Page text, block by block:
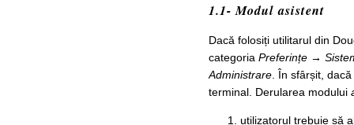
1.1- Modul asistent
Dacă folosiți utilitarul din
categoria Preferințe →
Administrare. În sfârșit,
terminal. Derularea modului
utilizatorul trebuie să